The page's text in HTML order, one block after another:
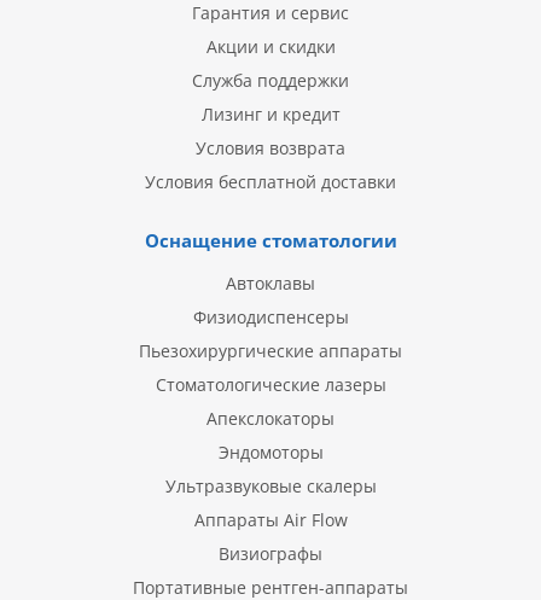
Гарантия и сервис
Акции и скидки
Служба поддержки
Лизинг и кредит
Условия возврата
Условия бесплатной доставки
Оснащение стоматологии
Автоклавы
Физиодиспенсеры
Пьезохирургические аппараты
Стоматологические лазеры
Апекслокаторы
Эндомоторы
Ультразвуковые скалеры
Аппараты Air Flow
Визиографы
Портативные рентген-аппараты